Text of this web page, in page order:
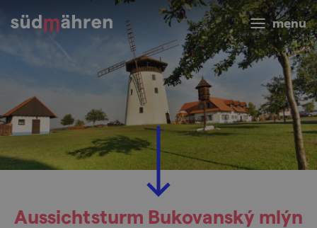
menu
Aussichtsturm Bukovanský mlýn